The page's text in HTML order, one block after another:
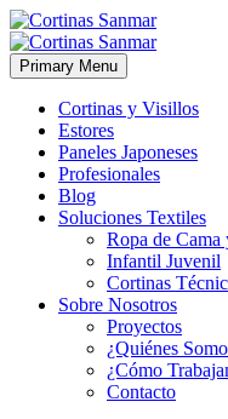
Primary Menu
Cortinas y Visillos
Estores
Paneles Japoneses
Profesionales
Blog
Soluciones Textiles
Ropa de Cama
Infantil Juvenil
Cortinas
Sobre Nosotros
Proyectos
¿Quiénes
¿Cómo
Contacto